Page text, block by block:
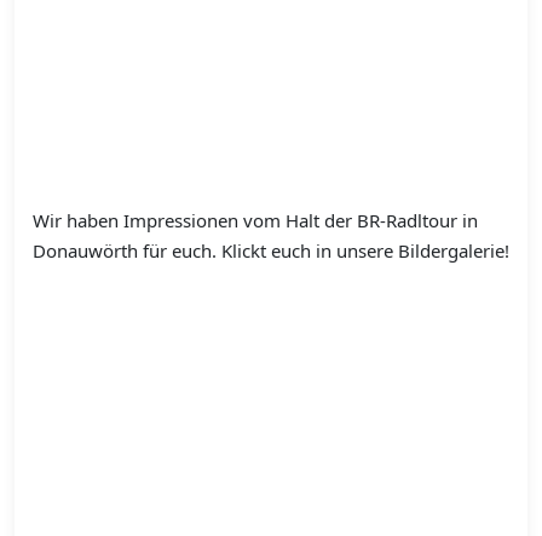
Wir haben Impressionen vom Halt der BR-Radltour in
Donauwörth für euch. Klickt euch in unsere Bildergalerie!